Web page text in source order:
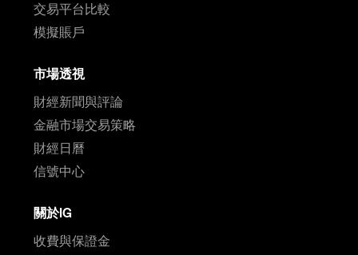
交易平台比較
模擬賬戶
市場透視
財經新聞與評論
金融市場交易策略
財經日曆
信號中心
關於IG
收費與保證金